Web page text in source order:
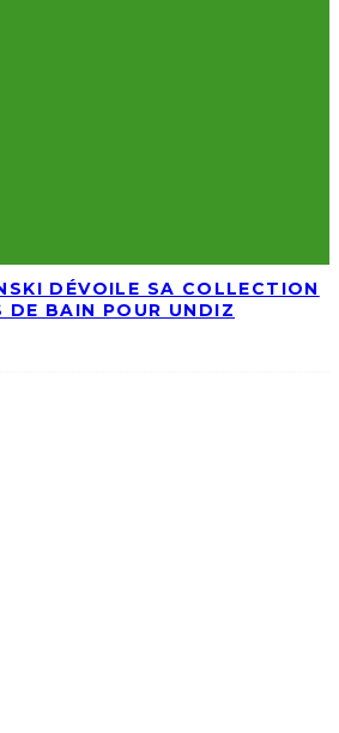
DÉVOILE SA COLLECTION
DE BAIN POUR UNDIZ